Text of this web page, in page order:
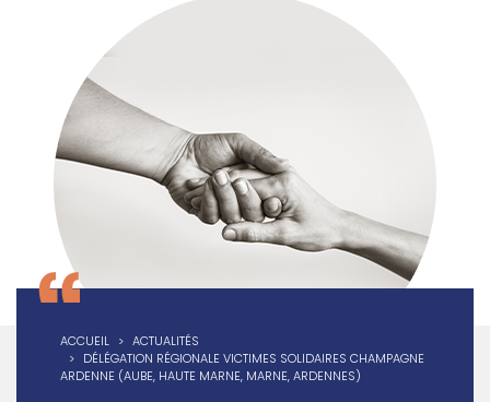
ACCUEIL
ACTUALITÉS
DÉLÉGATION RÉGIONALE VICTIMES SOLIDAIRES CHAMPAGNE
ARDENNE (AUBE, HAUTE MARNE, MARNE, ARDENNES)